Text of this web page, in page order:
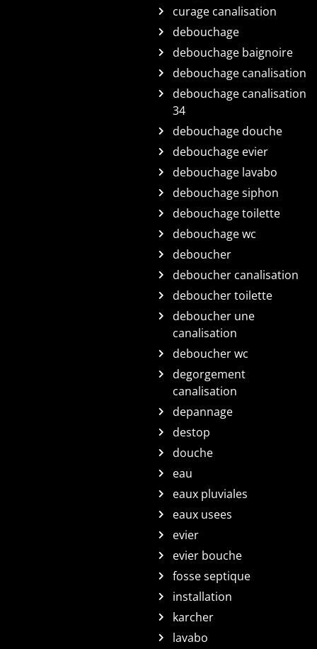
curage canalisation
debouchage
debouchage baignoire
debouchage canalisation
debouchage canalisation
34
debouchage douche
debouchage evier
debouchage lavabo
debouchage siphon
debouchage toilette
debouchage wc
deboucher
deboucher canalisation
deboucher toilette
deboucher une
canalisation
deboucher wc
degorgement
canalisation
depannage
destop
douche
eau
eaux pluviales
eaux usees
evier
evier bouche
fosse septique
installation
karcher
lavabo